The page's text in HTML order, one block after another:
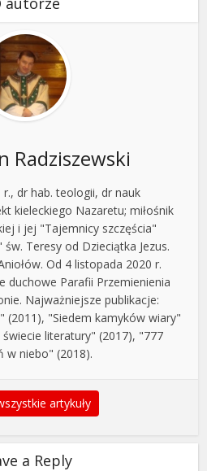
Radziszewski
dr hab. teologii, dr nauk
kieleckiego Nazaretu; miłośnik
i jej "Tajemnicy szczęścia"
Teresy od Dzieciątka Jezus.
Od 4 listopada 2020 r.
duchowe Parafii Przemienienia
Najważniejsze publikacje:
(2011), "Siedem kamyków wiary"
literatury" (2017), "777
w niebo" (2018).
artykuły
a Reply